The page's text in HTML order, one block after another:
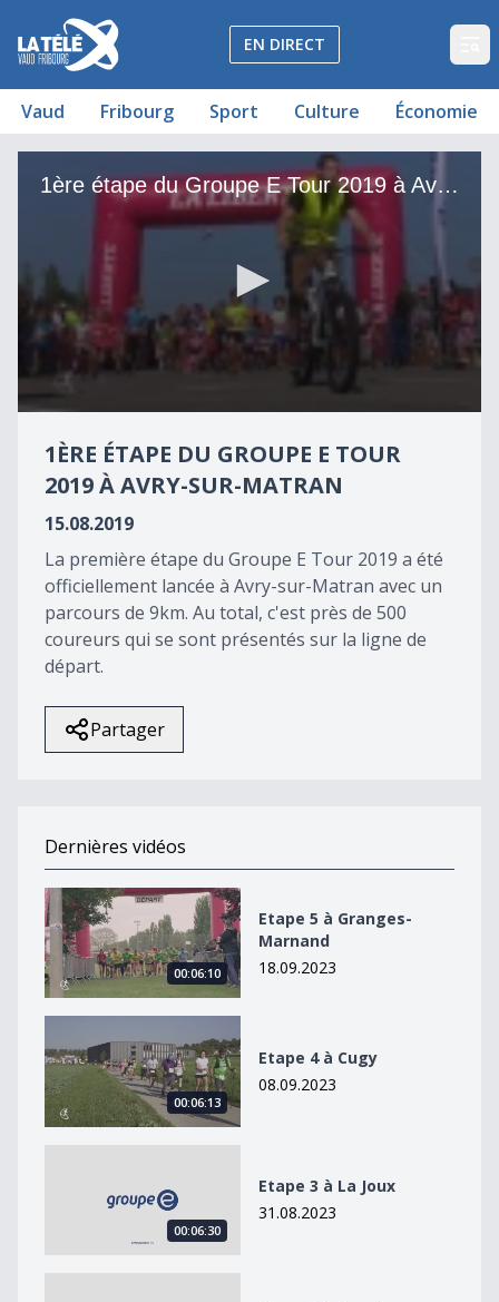
La Télé - Télévision régionale Vaud et Fribourg
EN DIRECT
Vaud Fribourg Sport Culture Économie
1ère étape du Groupe E Tour 2019 à Avry-sur-Matran
1ère étape du Groupe E Tour 2019 à Avry-sur-Matran
seconds
minutes,
seconds
1ÈRE ÉTAPE DU GROUPE E TOUR
2019 À AVRY-SUR-MATRAN
15.08.2019
La première étape du Groupe E Tour 2019 a été
officiellement lancée à Avry-sur-Matran avec un
parcours de 9km. Au total, c'est près de 500
coureurs qui se sont présentés sur la ligne de
départ.
Partager
Dernières vidéos
Etape 5 à Granges-Marnand
00:06:10
Etape 5 à Granges-
Marnand
18.09.2023
00:06:13
Etape 4 à Cugy
08.09.2023
00:06:30
Etape 3 à La Joux
31.08.2023